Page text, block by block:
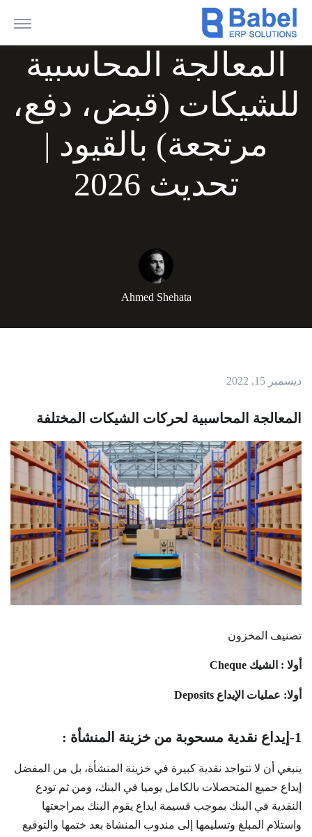
المعالجة المحاسبية
للشيكات (قبض، دفع،
مرتجعة) بالقيود |
تحديث 2026
Ahmed Shehata
ديسمبر 15, 2022
المعالجة المحاسبية لحركات الشيكات المختلفة
تصنيف المخزون
أولا : الشيك Cheque
أولا: عمليات الإيداع Deposits
1-إيداع نقدية مسحوبة من خزينة المنشأة :
ينبغي أن لا تتواجد نقدية كبيرة في خزينة المنشأة، بل من المفضل
إيداع جميع المتحصلات بالكامل يوميا في البنك، ومن ثم تودع
النقدية في البنك بموجب قسيمة ايداع يقوم البنك بمراجعتها
واستلام المبلغ وتسليمها إلى مندوب المنشاة بعد ختمها والتوقيع